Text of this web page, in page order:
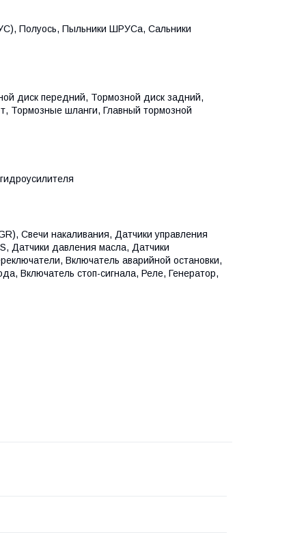
Полуось, Пыльники ШРУСа, Сальники
диск передний, Тормозной диск задний,
Тормозные шланги, Главный тормозной
Свечи накаливания, Датчики управления
Датчики давления масла, Датчики
Включатель аварийной остановки,
Включатель стоп-сигнала, Реле, Генератор,